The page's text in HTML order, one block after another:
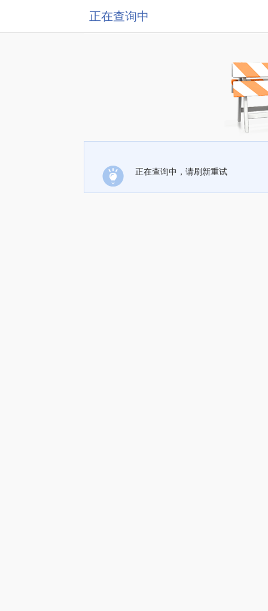
正在查询中
正在查询中，请刷新重试